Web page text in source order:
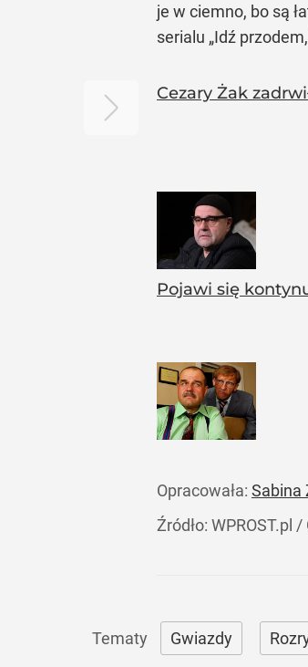
je w ciemno, bo są
serialu „Idź
Cezary Żak
Pojawi się
Opracowała: Sabina
Źródło: WPROST.pl /
Gwiazdy